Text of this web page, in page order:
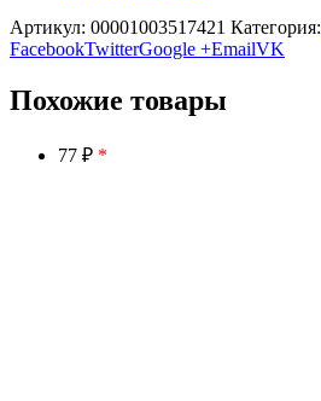
Артикул: 00001003517421 Категория:
FacebookTwitterGoogle +EmailVK
Похожие товары
77 ₽ *